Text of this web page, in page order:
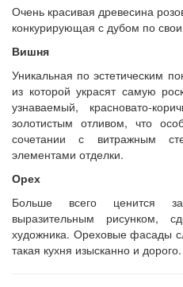
Очень красивая древесина
конкурирующая с дубом по
Вишня
Уникальная по эстетическим
из которой украсят самую
узнаваемый, красновато-
золотистым отливом, что
сочетании с витражным
элементами отделки.
Орех
Больше всего ценится
выразительным рисунком,
художника. Ореховые фасады
такая кухня изысканно и дорого.